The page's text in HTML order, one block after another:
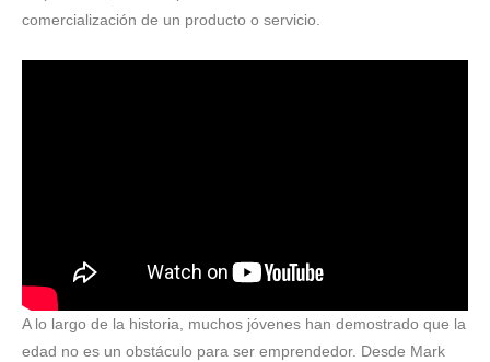
comercialización de un producto o servicio.
A lo largo de la historia, muchos jóvenes han demostrado que la
edad no es un obstáculo para ser emprendedor. Desde Mark